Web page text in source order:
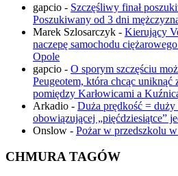
gapcio - Szczęśliwy finał
Poszukiwany od 3 dni
Marek Szlosarczyk - Kierujący
naczepę samochodu
Opole
gapcio - O sporym szczęściu
Peugeotem, która chcąc uniknąć
pomiędzy Karłowicami a
Arkadio - Duża prędkość =
obowiązującej „pięćdziesiątce”
Onslow - Pożar w przedszkolu
CHMURA TAGÓW